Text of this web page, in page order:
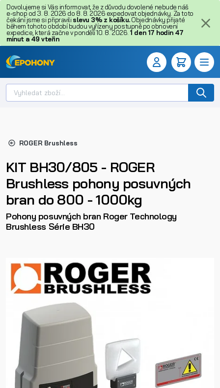
Dovolujeme si Vás informovat, že z důvodu dovolené nebude náš
e-shop od 3. 8. 2026 do 8. 8. 2026 expedovat objednávky. Za toto
čekání jsme si připravili slevu 3% z košíku.Objednávky přijaté
během tohoto období budou vyřízeny postupně po obnovení
expedice, která začne v pondělí 10. 8. 2026. 1 den 17 hodin 47
minut a 48 vteřin
ROGER Brushless
KIT BH30/805 - ROGER
Brushless pohony posuvných
bran do 800 - 1000kg
Pohony posuvných bran Roger Technology
Brushless Série BH30